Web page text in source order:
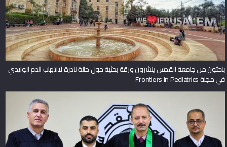
باحثون من جامعة القدس ينشرون ورقة بحثية حول حالة نادرة لالتهاب الدم الوليدي
في مجلة Frontiers in Pediatrics